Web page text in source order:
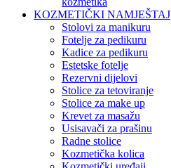
KOZMETIČKI NAMJEŠTAJ
Stolovi za manikuru
Fotelje za pedikuru
Kadice za pedikuru
Estetske fotelje
Rezervni dijelovi
Stolice za tetoviranje
Stolice za make up
Krevet za masažu
Usisavači za prašinu
Radne stolice
Kozmetička kolica